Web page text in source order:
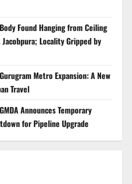
Body Found Hanging from Ceiling
Jacobpura; Locality Gripped by
Gurugram Metro Expansion: A New
Travel
GMDA Announces Temporary
for Pipeline Upgrade